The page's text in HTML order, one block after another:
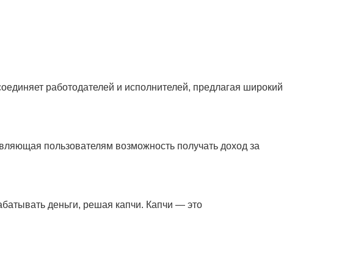
работодателей и исполнителей, предлагая широкий
пользователям возможность получать доход за
деньги, решая капчи. Капчи — это